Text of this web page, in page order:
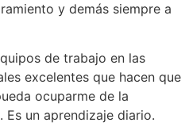
y demás siempre a
de trabajo en las
excelentes que hacen que
ocuparme de la
Es un aprendizaje diario.